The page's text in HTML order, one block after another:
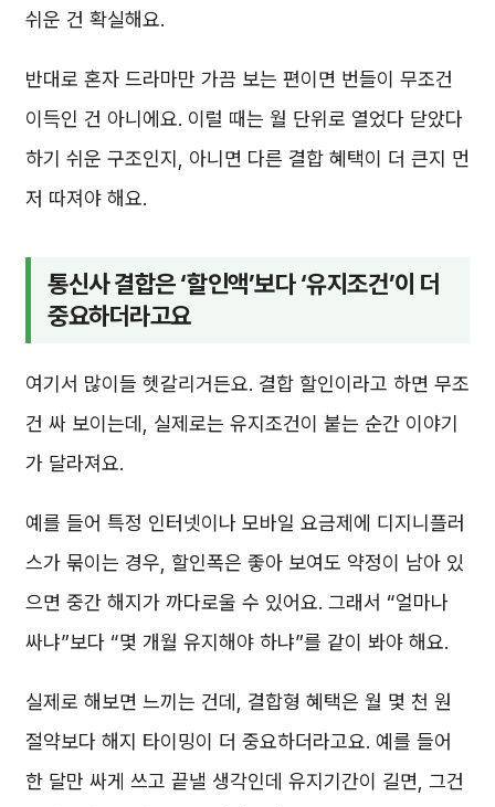
쉬운 건 확실해요.
반대로 혼자 드라마만 가끔 보는 편이면 번들이 무조건
이득인 건 아니에요. 이럴 때는 월 단위로 열었다 닫았다
하기 쉬운 구조인지, 아니면 다른 결합 혜택이 더 큰지 먼
저 따져야 해요.
통신사 결합은 ‘할인액’보다 ‘유지조건’이 더
중요하더라고요
여기서 많이들 헷갈리거든요. 결합 할인이라고 하면 무조
건 싸 보이는데, 실제로는 유지조건이 붙는 순간 이야기
가 달라져요.
예를 들어 특정 인터넷이나 모바일 요금제에 디지니플러
스가 묶이는 경우, 할인폭은 좋아 보여도 약정이 남아 있
으면 중간 해지가 까다로울 수 있어요. 그래서 “얼마나
싸냐”보다 “몇 개월 유지해야 하냐”를 같이 봐야 해요.
실제로 해보면 느끼는 건데, 결합형 혜택은 월 몇 천 원
절약보다 해지 타이밍이 더 중요하더라고요. 예를 들어
한 달만 싸게 쓰고 끝낼 생각인데 유지기간이 길면, 그건